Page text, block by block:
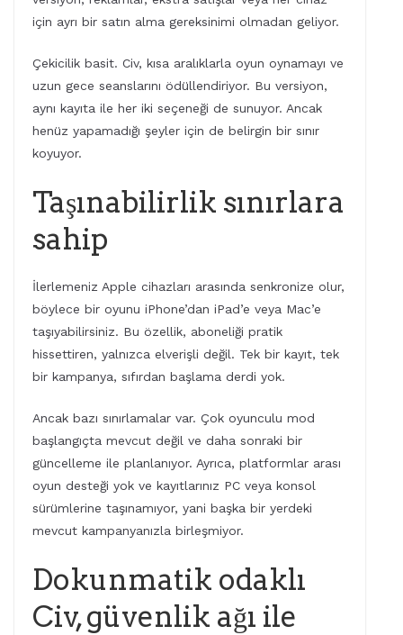
için ayrı bir satın alma gereksinimi olmadan geliyor.
Çekicilik basit. Civ, kısa aralıklarla oyun oynamayı ve
uzun gece seanslarını ödüllendiriyor. Bu versiyon,
aynı kayıta ile her iki seçeneği de sunuyor. Ancak
henüz yapamadığı şeyler için de belirgin bir sınır
koyuyor.
Taşınabilirlik sınırlara
sahip
İlerlemeniz Apple cihazları arasında senkronize olur,
böylece bir oyunu iPhone’dan iPad’e veya Mac’e
taşıyabilirsiniz. Bu özellik, aboneliği pratik
hissettiren, yalnızca elverişli değil. Tek bir kayıt, tek
bir kampanya, sıfırdan başlama derdi yok.
Ancak bazı sınırlamalar var. Çok oyunculu mod
başlangıçta mevcut değil ve daha sonraki bir
güncelleme ile planlanıyor. Ayrıca, platformlar arası
oyun desteği yok ve kayıtlarınız PC veya konsol
sürümlerine taşınamıyor, yani başka bir yerdeki
mevcut kampanyanızla birleşmiyor.
Dokunmatik odaklı
Civ, güvenlik ağı ile